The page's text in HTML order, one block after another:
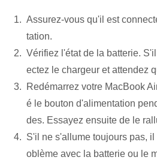
Assurez-vous qu'il est
tation.
Vérifiez l'état de la batterie.
ectez le chargeur et attendez
Redémarrez votre MacBook
é le bouton d'alimentation
des. Essayez ensuite de le
S'il ne s'allume toujours pas,
oblème avec la batterie ou le